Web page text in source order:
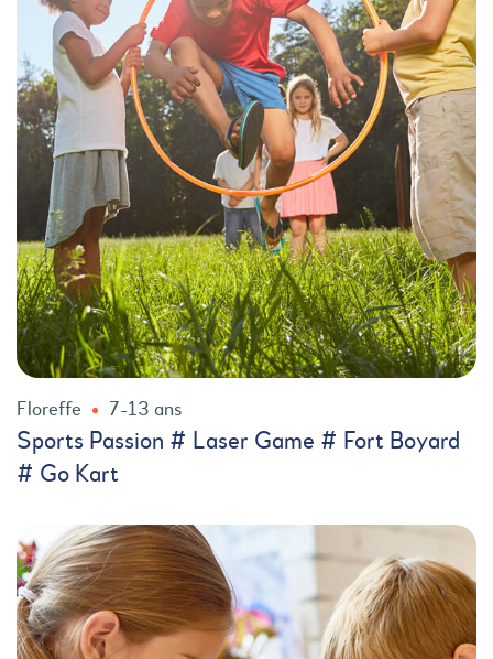
Floreffe 7-13 ans
Sports Passion # Laser Game # Fort Boyard
# Go Kart